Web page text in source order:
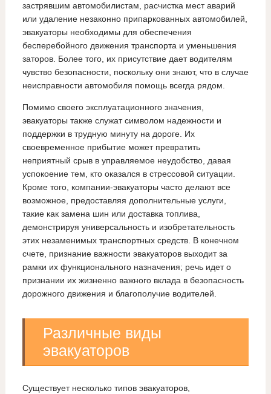
застрявшим автомобилистам, расчистка мест аварий
или удаление незаконно припаркованных автомобилей,
эвакуаторы необходимы для обеспечения
бесперебойного движения транспорта и уменьшения
заторов. Более того, их присутствие дает водителям
чувство безопасности, поскольку они знают, что в случае
неисправности автомобиля помощь всегда рядом.
Помимо своего эксплуатационного значения,
эвакуаторы также служат символом надежности и
поддержки в трудную минуту на дороге. Их
своевременное прибытие может превратить
неприятный срыв в управляемое неудобство, давая
успокоение тем, кто оказался в стрессовой ситуации.
Кроме того, компании-эвакуаторы часто делают все
возможное, предоставляя дополнительные услуги,
такие как замена шин или доставка топлива,
демонстрируя универсальность и изобретательность
этих незаменимых транспортных средств. В конечном
счете, признание важности эвакуаторов выходит за
рамки их функционального назначения; речь идет о
признании их жизненно важного вклада в безопасность
дорожного движения и благополучие водителей.
Различные виды
эвакуаторов
Существует несколько типов эвакуаторов,